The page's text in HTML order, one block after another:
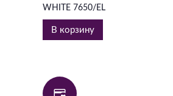
WHITE 7650/EL
В корзину